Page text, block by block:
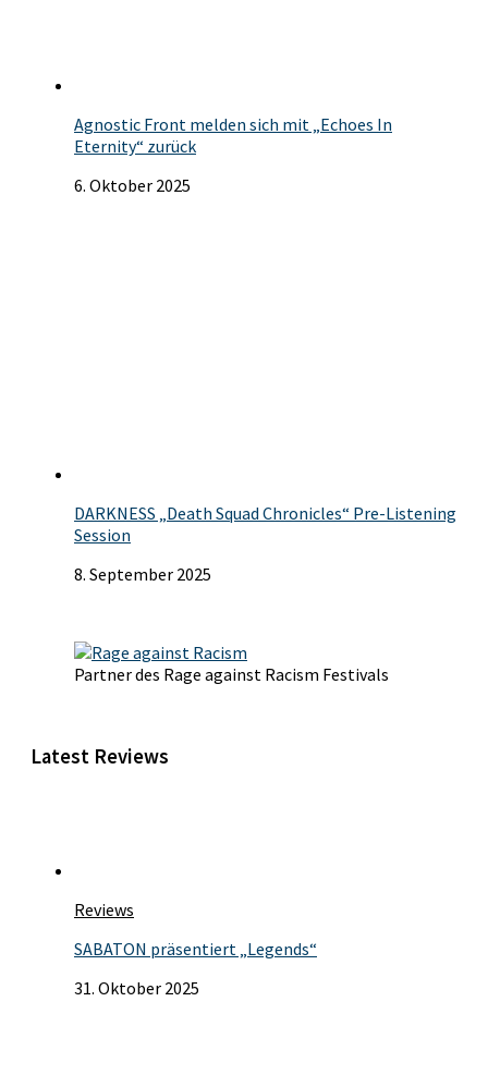
Agnostic Front melden sich mit „Echoes In
Eternity“ zurück
6. Oktober 2025
DARKNESS „Death Squad Chronicles“ Pre-Listening
Session
8. September 2025
Partner des Rage against Racism Festivals
Latest Reviews
Reviews
SABATON präsentiert „Legends“
31. Oktober 2025